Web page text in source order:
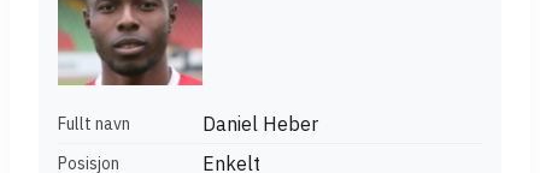
Fullt navn Daniel Heber
Posisjon Enkelt